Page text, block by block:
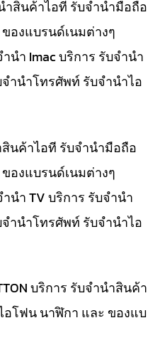
ำสินค้าไอที รับจำนำมือถือ
องแบรนด์เนมต่างๆ
นำ Imac บริการ รับจำนำ
ำนำโทรศัพท์ รับจำนำไอ
นค้าไอที รับจำนำมือถือ
องแบรนด์เนมต่างๆ
นำ TV บริการ รับจำนำ
ำนำโทรศัพท์ รับจำนำไอ
บริการ รับจำนำสินค้า
โฟน นาฬิกา และ ของแบ